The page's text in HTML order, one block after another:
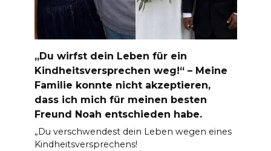
„Du wirfst dein Leben für ein
Kindheitsversprechen weg!“ – Meine
Familie konnte nicht akzeptieren,
dass ich mich für meinen besten
Freund Noah entschieden habe.
„Du verschwendest dein Leben wegen eines
Kindheitsversprechens!